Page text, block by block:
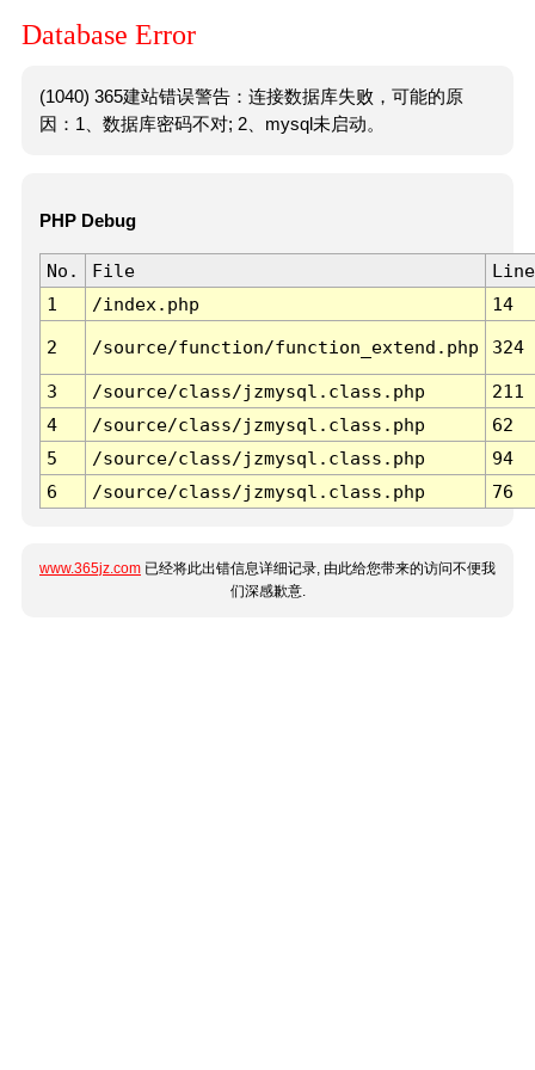
Database Error
(1040) 365建站错误警告：连接数据库失败，可能的原
因：1、数据库密码不对; 2、mysql未启动。
PHP Debug
No. File
Line
1
/index.php 14
2 /source/function/function_extend.php 324
3 /source/class/jzmysql.class.php
211
4
/source/class/jzmysql.class.php
62
5
/source/class/jzmysql.class.php
94
6
/source/class/jzmysql.class.php 76
www.365jz.com 已经将此出错信息详细记录, 由此给您带来的访问不便我
们深感歉意.